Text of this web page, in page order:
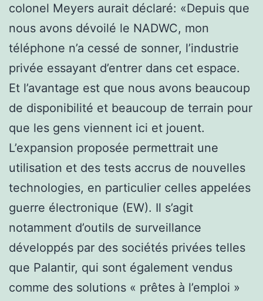
colonel Meyers aurait déclaré: «Depuis que
nous avons dévoilé le NADWC, mon
téléphone n’a cessé de sonner, l’industrie
privée essayant d’entrer dans cet espace.
Et l’avantage est que nous avons beaucoup
de disponibilité et beaucoup de terrain pour
que les gens viennent ici et jouent.
L’expansion proposée permettrait une
utilisation et des tests accrus de nouvelles
technologies, en particulier celles appelées
guerre électronique (EW). Il s’agit
notamment d’outils de surveillance
développés par des sociétés privées telles
que Palantir, qui sont également vendus
comme des solutions « prêtes à l’emploi »